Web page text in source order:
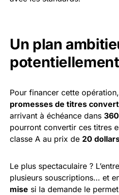
Un plan
Pour financer cette opération,
promesses de titres
arrivant à échéance dans
pourront convertir ces titres
classe A au prix de 20
Le plus spectaculaire ?
plusieurs souscriptions… et
mise si la demande le